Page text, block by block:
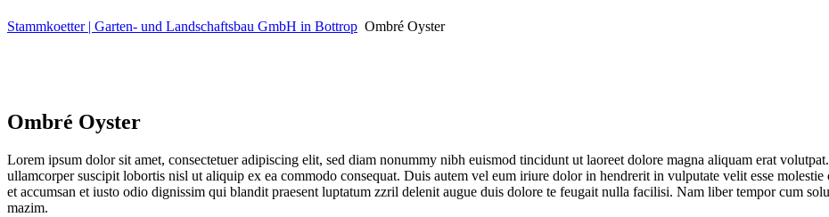
Stammkoetter | Garten- und Landschaftsbau GmbH in Bottrop Ombré Oyster
Ombré Oyster
Lorem ipsum dolor sit amet, consectetuer adipiscing elit, sed diam nonummy nibh euismod tincidunt ut laoreet dolore magna aliquam erat
ullamcorper suscipit lobortis nisl ut aliquip ex ea commodo consequat. Duis autem vel eum iriure dolor in hendrerit in vulputate velit esse
et accumsan et iusto odio dignissim qui blandit praesent luptatum zzril delenit augue duis dolore te feugait nulla facilisi. Nam liber tempor cum
mazim.